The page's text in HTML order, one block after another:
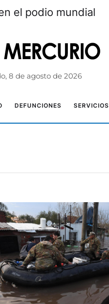
el podio mundial
8 de agosto de 2026
DEFUNCIONES SERVICIOS